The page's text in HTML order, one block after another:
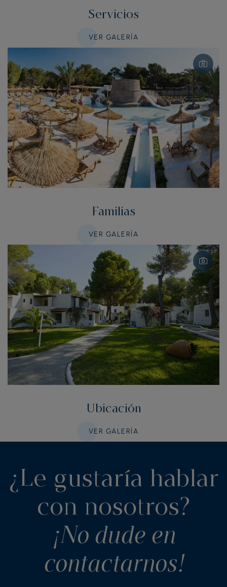
Servicios
VER GALERÍA
Familias
VER GALERÍA
Ubicación
VER GALERÍA
¿Le gustaría hablar
con nosotros?
¡No dude en
contactarnos!